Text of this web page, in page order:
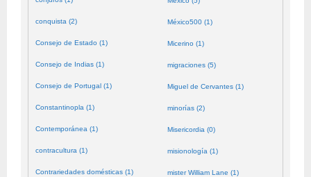
conquista (2)
Consejo de Estado (1)
Consejo de Indias (1)
Consejo de Portugal (1)
Constantinopla (1)
Contemporánea (1)
contracultura (1)
Contrariedades domésticas (1)
México500 (1)
Micerino (1)
migraciones (5)
Miguel de Cervantes (1)
minorías (2)
Misericordia (0)
misionología (1)
mister William Lane (1)